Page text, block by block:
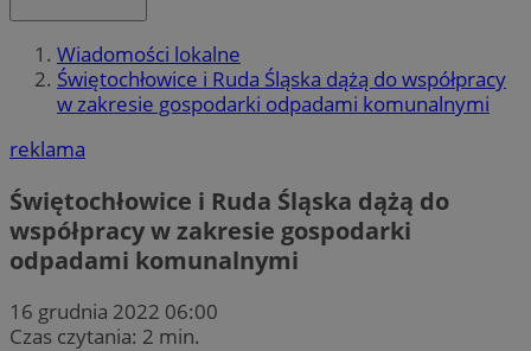
Wiadomości lokalne
Świętochłowice i Ruda Śląska dążą do współpracy
w zakresie gospodarki odpadami komunalnymi
reklama
Świętochłowice i Ruda Śląska dążą do
współpracy w zakresie gospodarki
odpadami komunalnymi
16 grudnia 2022 06:00
Czas czytania: 2 min.